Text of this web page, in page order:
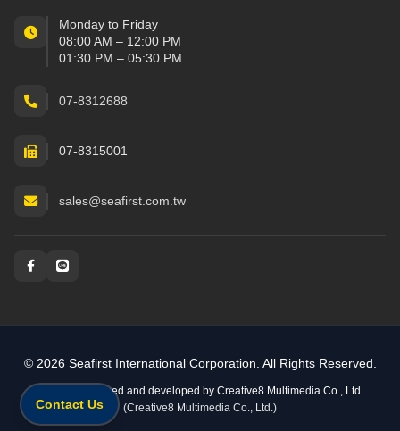
Monday to Friday
08:00 AM – 12:00 PM
01:30 PM – 05:30 PM
07-8312688
07-8315001
sales@seafirst.com.tw
Social and messaging
© 2026 Seafirst International Corporation. All Rights Reserved.
Website designed and developed by Creative8 Multimedia Co., Ltd.
(Creative8 Multimedia Co., Ltd.)
Contact Us